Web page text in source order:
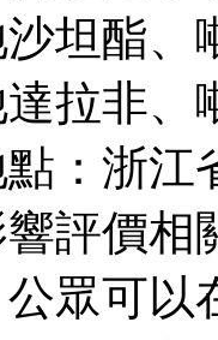
坦酯、
拉非
：浙江
評價
眾可以